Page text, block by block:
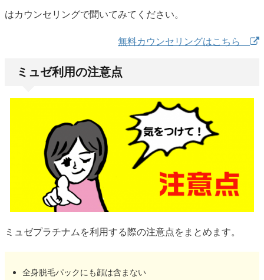
はカウンセリングで聞いてみてください。
無料カウンセリングはこちら
ミュゼ利用の注意点
ミュゼプラチナムを利用する際の注意点をまとめます。
全身脱毛パックにも顔は含まない